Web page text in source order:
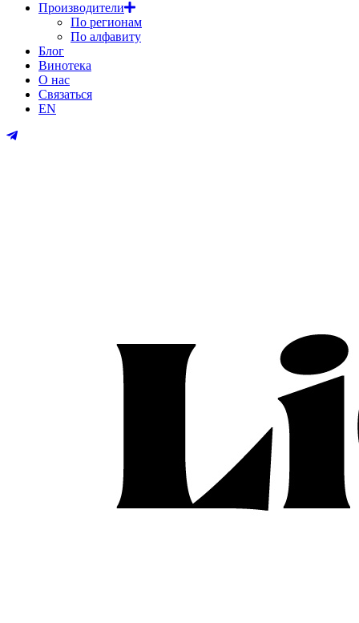
Производители
По регионам
По алфавиту
Блог
Винотека
О нас
Связаться
EN